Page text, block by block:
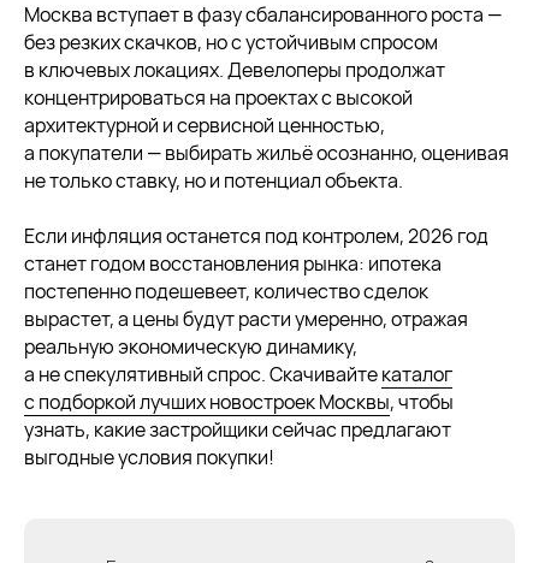
Москва вступает в фазу сбалансированного роста —
без резких скачков, но с устойчивым спросом
в ключевых локациях. Девелоперы продолжат
концентрироваться на проектах с высокой
архитектурной и сервисной ценностью,
а покупатели — выбирать жильё осознанно, оценивая
не только ставку, но и потенциал объекта.
Если инфляция останется под контролем, 2026 год
станет годом восстановления рынка: ипотека
постепенно подешевеет, количество сделок
вырастет, а цены будут расти умеренно, отражая
реальную экономическую динамику,
а не спекулятивный спрос. Скачивайтекаталог
с подборкой лучших новостроек Москвы, чтобы
узнать, какие застройщики сейчас предлагают
выгодные условия покупки!
не упустить выгодные возможности
Что будет с ценами на недвижимость
5 мин
читать далее
25 сентября 2025